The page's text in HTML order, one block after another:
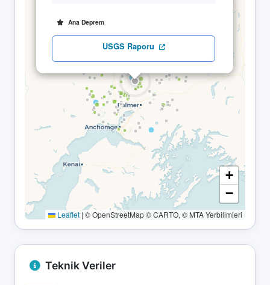
Ana Deprem
USGS Raporu
+
−
Leaflet | © OpenStreetMap © CARTO, © MTA Yerbilimleri
Teknik Veriler